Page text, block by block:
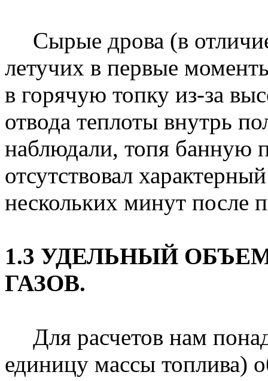
Сырые дрова (в
летучих в первые
в горячую топку из-за
отвода теплоты внутрь
наблюдали, топя банную
отсутствовал
нескольких минут после
1.3 УДЕЛЬНЫЙ
ГАЗОВ.
Для расчетов нам
единицу массы топлива)